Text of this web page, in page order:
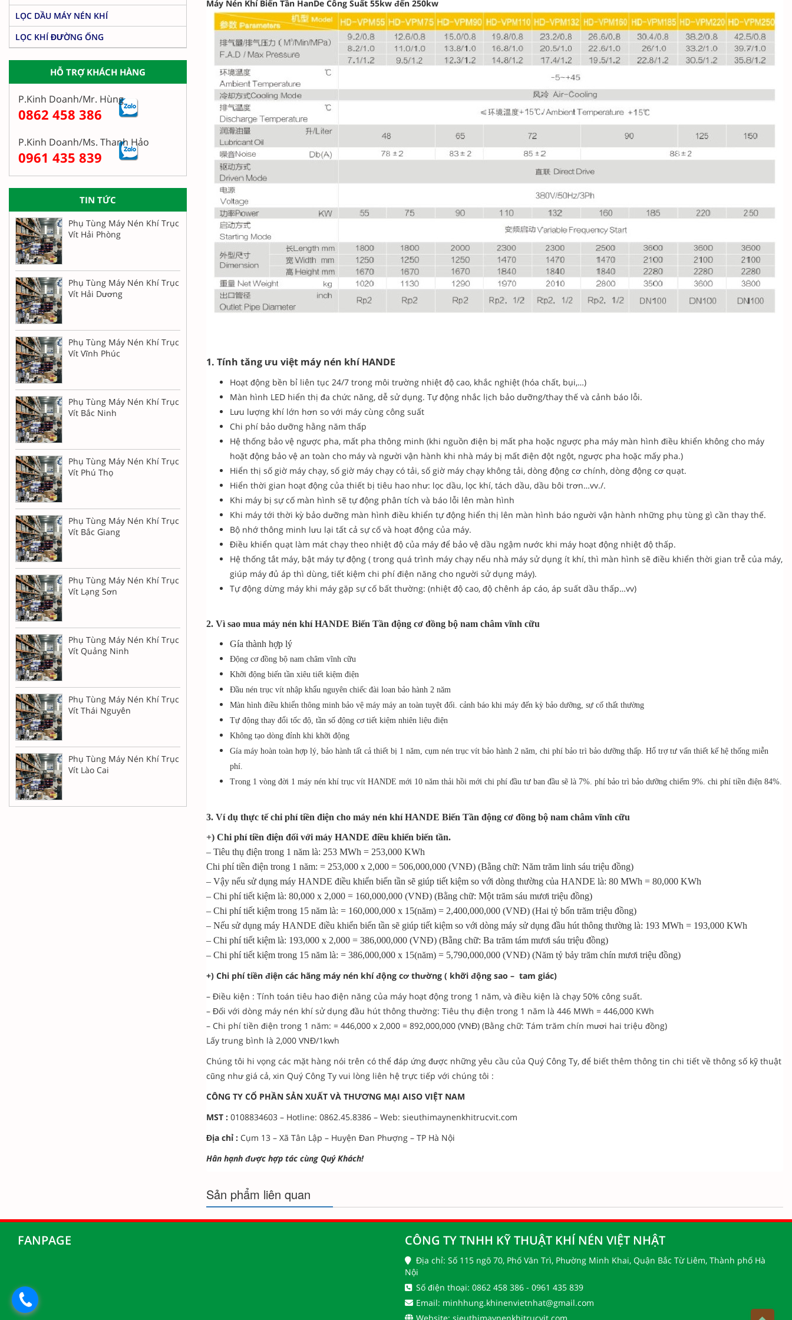
Máy Nén Khí Biến Tần HanDe Công Suất 55kw đến 250kw
1. Tính tăng ưu việt máy nén khí HANDE
Hoạt động bền bỉ liên tục 24/7 trong môi trường nhiệt độ cao, khắc nghiệt (hóa chất, bụi,…)
Màn hình LED hiển thị đa chức năng, dễ sử dụng. Tự động nhắc lịch bảo dưỡng/thay thế và cảnh báo lỗi.
Lưu lượng khí lớn hơn so với máy cùng công suất
Chi phí bảo dưỡng hằng năm thấp
Hệ thống bảo vệ ngược pha, mất pha thông minh (khi nguồn điện bị mất pha hoặc ngược pha máy màn hình điều khiển không cho máy
hoặt động bảo vệ an toàn cho máy và người vận hành khi nhà máy bị mất điện đột ngột, ngược pha hoặc mấy pha.)
Hiển thị số giờ máy chạy, số giờ máy chạy có tải, số giờ máy chạy không tải, dòng động cơ chính, dòng động cơ quạt.
Hiển thời gian hoạt động của thiết bị tiêu hao như: lọc dầu, lọc khí, tách dầu, dầu bôi trơn…vv./.
Khi máy bị sự cố màn hình sẽ tự động phân tích và báo lỗi lên màn hình
Khi máy tới thời kỳ bảo dưỡng màn hình điều khiển tự động hiển thị lên màn hình báo người vận hành những phụ tùng gì cần thay thế.
Bộ nhớ thông minh lưu lại tất cả sự cố và hoạt động của máy.
Điều khiển quạt làm mát chạy theo nhiệt độ của máy để bảo vệ dầu ngậm nước khi máy hoạt động nhiệt độ thấp.
Hệ thống tắt máy, bật máy tự động ( trong quá trình máy chạy nếu nhà máy sử dụng ít khí, thì màn hình sẽ điều khiển thời gian trễ của máy,
giúp máy đủ áp thì dùng, tiết kiệm chi phí điện năng cho người sử dụng máy).
Tự động dừng máy khi máy gặp sự cố bất thường: (nhiệt độ cao, độ chênh áp cáo, áp suất dầu thấp…vv)
2. Vì sao muamáy nén khí HANDE Biến Tần động cơ đồng bộ nam châm vĩnh cữu
Gía thành hợp lý
Động cơ đồng bộ nam châm vĩnh cữu
Khỡi động biến tần xiêu tiết kiệm điện
Đầu nén trục vít nhập khẩu nguyên chiếc đài loan bảo hành 2 năm
Màn hình điều khiển thông minh bảo vệ máy máy an toàn tuyệt đối. cảnh báo khi máy đến kỳ bảo dưỡng, sự cố thất thường
Tự động thay đổi tốc độ, tần số động cơ tiết kiệm nhiên liệu điện
Không tạo dòng đỉnh khi khỡi động
Gía máy hoàn toàn hợp lý, bảo hành tất cả thiết bị 1 năm, cụm nén trục vít bảo hành 2 năm, chi phí bảo trì bảo dưỡng thấp. Hổ trợ tư vấn thiết kế hệ thống miễn
phí.
Trong 1 vòng đời 1 máy nén khí trục vít HANDE mới 10 năm thải hồi mới chi phí đầu tư ban đầu sẽ là 7%. phí bảo trì bảo dưỡng chiếm 9%. chi phí tiền điện 84%.
3. Ví dụ thực tế chi phí tiền điện cho máy nén khí HANDE Biến Tần động cơ đồng bộ nam châm vĩnh cữu
+) Chi phí tiền điện đối với máy HANDE điều khiển biến tần.
– Tiêu thụ điện trong 1 năm là: 253 MWh = 253,000 KWh
Chi phí tiền điện trong 1 năm: = 253,000 x 2,000 = 506,000,000 (VNĐ)(Bằng chữ: Năm trăm linh sáu triệu đồng)
– Vậy nếu sử dụng máy HANDE điều khiển biến tần sẽ giúp tiết kiệm so với dòng thường củaHANDE là: 80 MWh = 80,000 KWh
– Chi phí tiết kiệm là: 80,000 x 2,000 = 160,000,000 (VNĐ)(Bằng chữ: Một trăm sáu mươi triệu đồng)
– Chi phí tiết kiệm trong 15 năm là: = 160,000,000 x 15(năm) = 2,400,000,000 (VNĐ) (Hai tỷ bốn trăm triệu đồng)
– Nếu sử dụng máy HANDE điều khiển biến tần sẽ giúp tiết kiệm so với dòng máy sử dụngđầu hút thông thường là: 193 MWh = 193,000 KWh
– Chi phí tiết kiệm là: 193,000 x 2,000 = 386,000,000 (VNĐ)(Bằng chữ: Ba trăm tám mươi sáu triệu đồng)
– Chi phí tiết kiệm trong 15 năm là:= 386,000,000 x 15(năm) = 5,790,000,000 (VNĐ)(Năm tỷ bảy trăm chín mươi triệu đồng)
+) Chi phí tiền điện các hãng máy nén khí động cơ thường ( khỡi động sao – tam giác)
– Điều kiện : Tính toán tiêu hao điện năng của máy hoạt động trong 1 năm, và điều kiện là chạy 50% công suất.
– Đối với dòng máy nén khí sử dụng đầu hút thông thường: Tiêu thụ điện trong 1 năm là 446 MWh = 446,000 KWh
– Chi phí tiền điện trong 1 năm: = 446,000 x 2,000 = 892,000,000 (VNĐ) (Bằng chữ: Tám trăm chín mươi hai triệu đồng)
Lấy trung bình là 2,000 VNĐ/1kwh
Chúng tôi hi vọng các mặt hàng nói trên có thể đáp ứng được những yêu cầu của Quý Công Ty, để biết thêm thông tin chi tiết về thông số kỹ thuật
cũng như giá cả, xin Quý Công Ty vui lòng liên hệ trực tiếp với chúng tôi :
CÔNG TY CỔ PHẦN SẢN XUẤT VÀ THƯƠNG MẠI AISO VIỆT NAM
MST : 0108834603 – Hotline: 0862.45.8386 – Web: sieuthimaynenkhitrucvit.com
Địa chỉ : Cụm 13 – Xã Tân Lập – Huyện Đan Phượng – TP Hà Nội
Hân hạnh được hợp tác cùng Quý Khách!
Sản phẩm liên quan
LỌC DẦU MÁY NÉN KHÍ
LỌC KHÍ ĐƯỜNG ỐNG
HỖ TRỢ KHÁCH HÀNG
P.Kinh Doanh/Mr. Hùng
0862 458 386
P.Kinh Doanh/Ms. Thanh Hảo
0961 435 839
TIN TỨC
Phụ Tùng Máy Nén Khí Trục
Vít Hải Phòng
Phụ Tùng Máy Nén Khí Trục
Vít Hải Dương
Phụ Tùng Máy Nén Khí Trục
Vít Vĩnh Phúc
Phụ Tùng Máy Nén Khí Trục
Vít Bắc Ninh
Phụ Tùng Máy Nén Khí Trục
Vít Phú Thọ
Phụ Tùng Máy Nén Khí Trục
Vít Bắc Giang
Phụ Tùng Máy Nén Khí Trục
Vít Lạng Sơn
Phụ Tùng Máy Nén Khí Trục
Vít Quảng Ninh
Phụ Tùng Máy Nén Khí Trục
Vít Thái Nguyên
Phụ Tùng Máy Nén Khí Trục
Vít Lào Cai
FANPAGE CÔNG TY TNHH KỸ THUẬT KHÍ NÉN VIỆT NHẬT
Địa chỉ: Số 115 ngõ 70, Phố Văn Trì, Phường Minh Khai, Quận Bắc Từ Liêm, Thành phố Hà
Nội
Số điện thoại: 0862 458 386 - 0961 435 839
Email: minhhung.khinenvietnhat@gmail.com